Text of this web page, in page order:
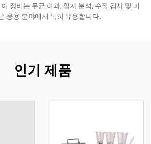
장비는 무균 여과, 입자 분석, 수질 검사 및 미
응용 분야에서 특히 유용합니다.
인기 제품